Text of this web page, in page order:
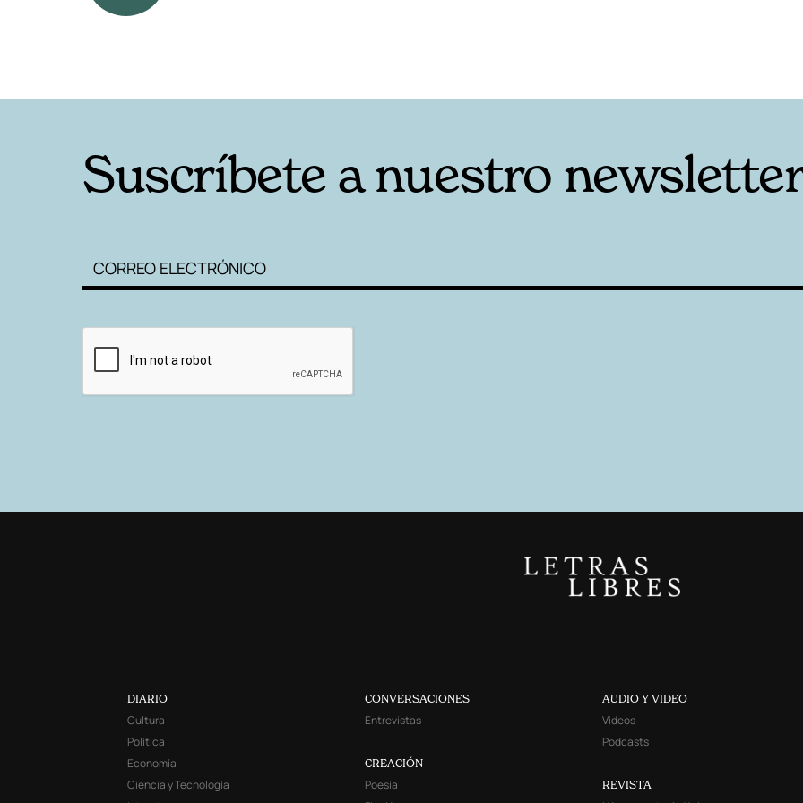
Suscríbete a nuestro
DIARIO
Cultura
Política
Economía
Ciencia y Tecnología
CONVERSACIONES
Entrevistas
CREACIÓN
Poesía
AUDIO Y VIDEO
Videos
Podcasts
REVISTA